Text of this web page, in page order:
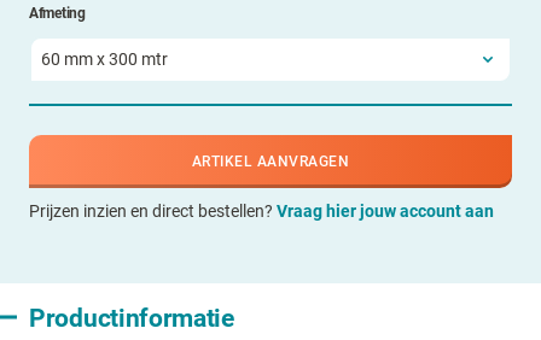
Afmeting
ARTIKEL AANVRAGEN
Prijzen inzien en direct bestellen? Vraag hier jouw account aan
Productinformatie